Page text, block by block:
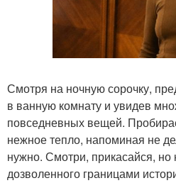
Смотря на ночную сорочку,
в ванную комнату и увидев
повседневных вещей.
нежное тепло, напоминая не
нужно. Смотри, прикасайся,
дозволенного границами